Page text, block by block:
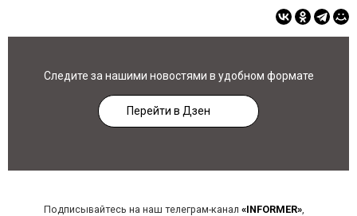
Следите за нашими новостями в удобном формате
Перейти в Дзен
Подписывайтесь на наш телеграм-канал «INFORMER»,